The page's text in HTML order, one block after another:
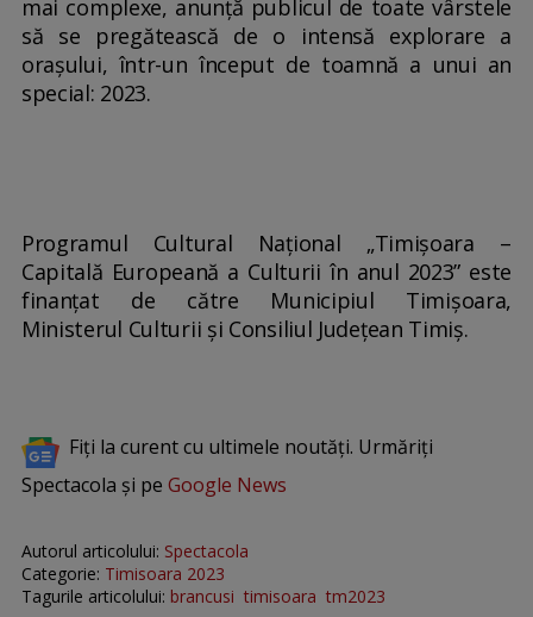
mai complexe, anunță publicul de toate vârstele
să se pregătească de o intensă explorare a
orașului, într-un început de toamnă a unui an
special: 2023.
Programul Cultural Național „Timișoara –
Capitală Europeană a Culturii în anul 2023” este
finanțat de către Municipiul Timișoara,
Ministerul Culturii și Consiliul Județean Timiș.
Fiți la curent cu ultimele noutăți. Urmăriți
Spectacola și pe Google News
Autorul articolului: Spectacola
Categorie: Timisoara 2023
Tagurile articolului: brancusi timisoara tm2023